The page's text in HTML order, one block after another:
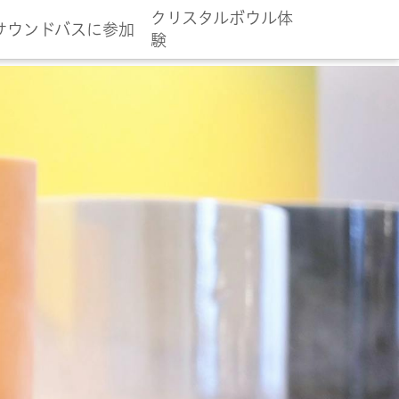
ウンドバスに参加
クリスタルボウル体
験